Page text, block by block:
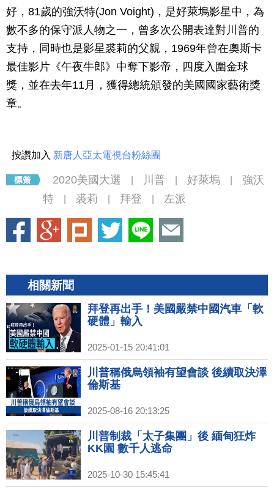
好，81歲的強沃特(Jon Voight)，是好萊塢影星中，為
數不多的保守派人物之一，曾多次公開表達對川普的
支持，同時也是影星裘莉的父親，1969年曾在奧斯卡
最佳影片《午夜牛郎》中奪下影帝，四度入圍金球
獎，並在去年11月，獲得總統頒發的美國國家藝術獎
章。
按讚加入 新唐人亞太電視台粉絲團
2020美國大選 川普 好萊塢
強沃
特
裘莉 拜登 左派
相關新聞
拜登再出手！美國嚴禁中國汽車「軟
硬體」輸入
2025-01-15 20:41:01
川普稱俄烏領袖有望會談 後續取決澤
倫斯基
2025-08-16 20:13:25
川普制裁「太子集團」後 緬甸狂炸
KK園 數千人逃命
2025-10-30 15:45:41